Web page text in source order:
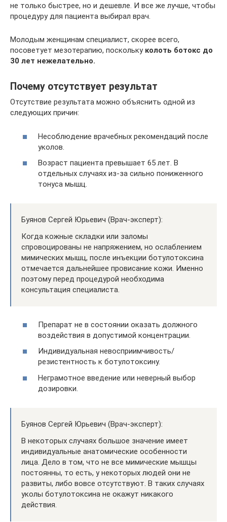
не только быстрее, но и дешевле. И все же лучше, чтобы
процедуру для пациента выбирал врач.
Молодым женщинам специалист, скорее всего,
посоветует мезотерапию, поскольку колоть ботокс до
30 лет нежелательно.
Почему отсутствует результат
Отсутствие результата можно объяснить одной из
следующих причин:
Несоблюдение врачебных рекомендаций после
уколов.
Возраст пациента превышает 65 лет. В
отдельных случаях из-за сильно пониженного
тонуса мышц.
Буянов Сергей Юрьевич (Врач-эксперт):
Когда кожные складки или заломы
спровоцированы не напряжением, но ослаблением
мимических мышц, после инъекции ботулотоксина
отмечается дальнейшее провисание кожи. Именно
поэтому перед процедурой необходима
консультация специалиста.
Препарат не в состоянии оказать должного
воздействия в допустимой концентрации.
Индивидуальная невосприимчивость/
резистентность к ботулотоксину.
Неграмотное введение или неверный выбор
дозировки.
Буянов Сергей Юрьевич (Врач-эксперт):
В некоторых случаях большое значение имеет
индивидуальные анатомические особенности
лица. Дело в том, что не все мимические мышцы
постоянны, то есть, у некоторых людей они не
развиты, либо вовсе отсутствуют. В таких случаях
уколы ботулотоксина не окажут никакого
действия.